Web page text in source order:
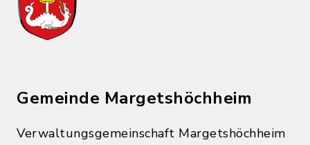
Gemeinde Margetshöchheim
Verwaltungsgemeinschaft Margetshöchheim